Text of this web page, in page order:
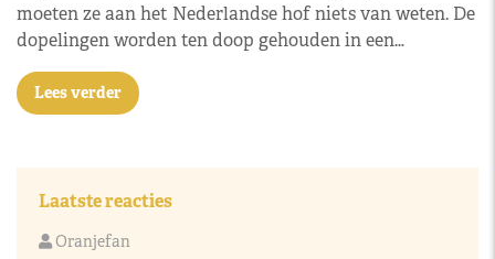
moeten ze aan het Nederlandse hof niets van weten. De
dopelingen worden ten doop gehouden in een…
Lees verder
Laatste reacties
Oranjefan